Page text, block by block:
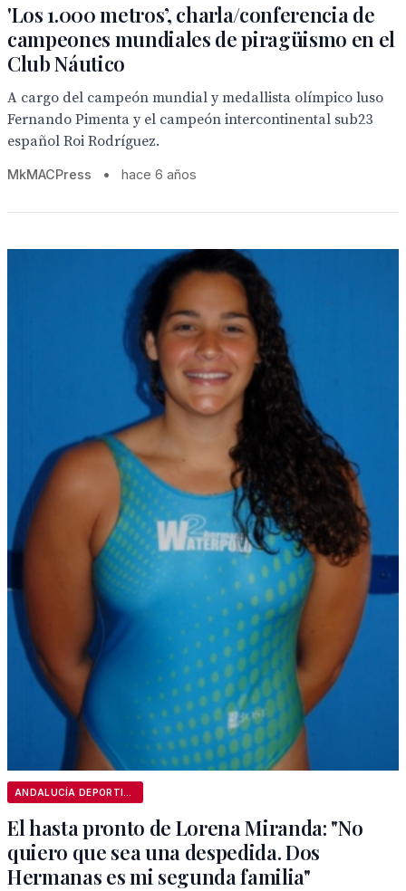
'Los 1.000 metros’, charla/conferencia de
campeones mundiales de piragüismo en el
Club Náutico
A cargo del campeón mundial y medallista olímpico luso
Fernando Pimenta y el campeón intercontinental sub23
español Roi Rodríguez.
MkMACPress • hace 6 años
El hasta pronto de Lorena Miranda: "No
quiero que sea una despedida. Dos
Hermanas es mi segunda familia"